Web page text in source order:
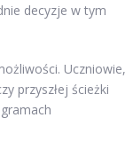
decyzje w tym
Uczniowie,
przyszłej ścieżki